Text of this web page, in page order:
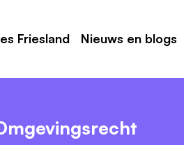
Friesland Nieuws en blogs